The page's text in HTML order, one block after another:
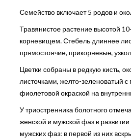
Семейство включает 5 родов и
Травянистое растение высотой
корневищем. Стебель длиннее
прямостоячие, прикорневые,
Цветки собраны в редкую кисть,
листочками, желто-зеленоватый с
фиолетовой окраской на
У триостренника болотного
женской и мужской фаз в развитии
мужских фаз: в первой из них